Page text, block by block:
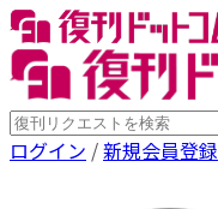
ログイン /新規会員登録